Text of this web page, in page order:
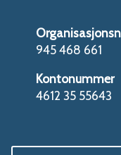
945 468 661
Kontonummer
4612 35 55643